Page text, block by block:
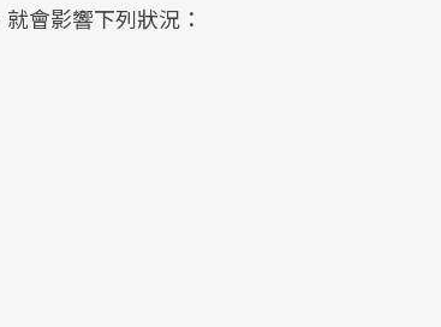
會影響下列狀況：